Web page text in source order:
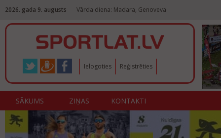
2026. gada 9. augusts Vārda diena: Madara, Genoveva
Ielogoties Reģistrēties
SĀKUMS ZIŅAS KONTAKTI